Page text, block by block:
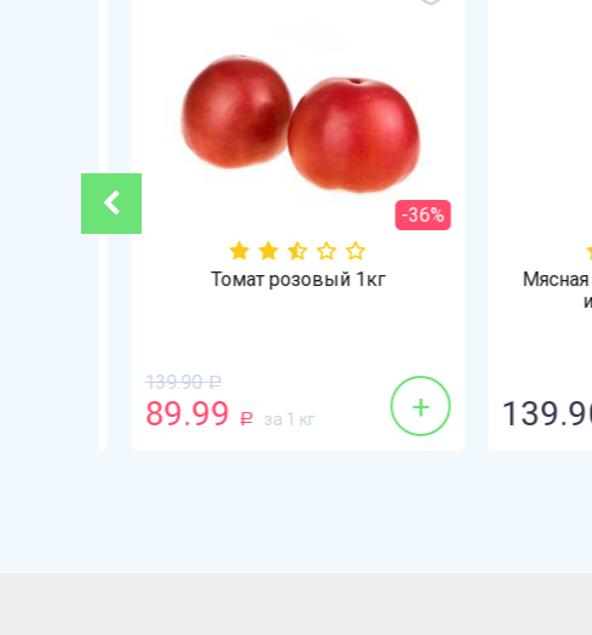
-36%
Томат розовый 1кг
139.90 Р
89.99 Р за 1 кг +
Мясная
139.90